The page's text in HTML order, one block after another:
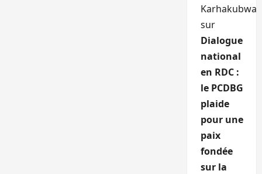
Karhakubwa
sur
Dialogue
national
en RDC :
le PCDBG
plaide
pour une
paix
fondée
sur la